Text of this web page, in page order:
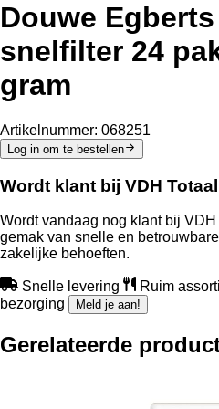
Douwe
snelfilter 24
gram
Artikelnummer: 068251
Log in om te bestellen
Wordt klant bij VDH Totaal
Wordt vandaag nog klant bij
gemak van snelle en
zakelijke behoeften.
Snelle levering Ruim
bezorging
Meld je aan!
Gerelateerde